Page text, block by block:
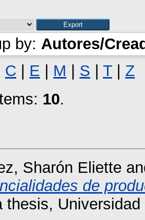
by: Autores/
C E M S T| Z
10.
Sharón Eliette
de
thesis,